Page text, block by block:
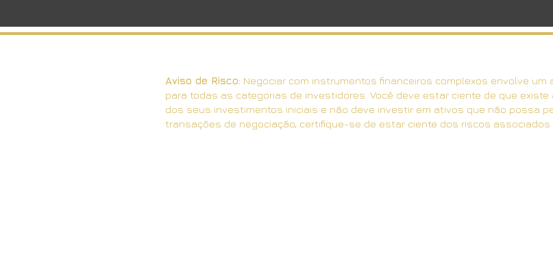
Aviso de Risco: Negociar com instrumentos financeiros complexos envolve um
para todas as categorias de investidores. Você deve estar ciente de que
dos seus investimentos iniciais e não deve investir em ativos que não possa
transações de negociação, certifique-se de estar ciente dos riscos associados